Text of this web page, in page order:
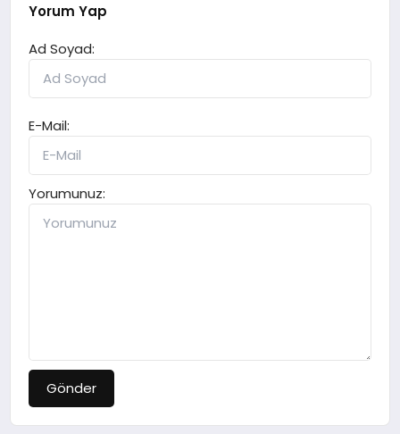
Yorum Yap
Ad Soyad:
E-Mail:
Yorumunuz:
Gönder